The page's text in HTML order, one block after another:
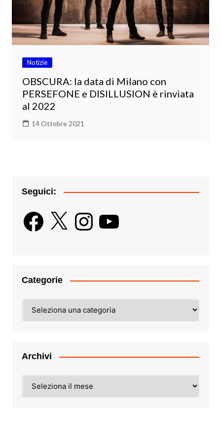
Notizie
OBSCURA: la data di Milano con
PERSEFONE e DISILLUSION è rinviata
al 2022
14 Ottobre 2021
Seguici:
Facebook
X InstagramYouTube
Categorie
Archivi